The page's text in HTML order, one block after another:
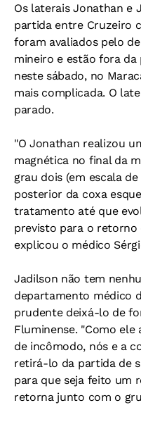
Os laterais Jonathan e
partida entre Cruzeiro
foram avaliados pelo
mineiro e estão fora
neste sábado, no
mais complicada. O
parado.
"O Jonathan realizou
magnética no final da
grau dois (em escala
posterior da coxa
tratamento até que
previsto para o retorno
explicou o médico
Jadilson não tem
departamento médico
prudente deixá-lo de
Fluminense. "Como
de incômodo, nós e a
retirá-lo da partida de
para que seja feito um
retorna junto com o